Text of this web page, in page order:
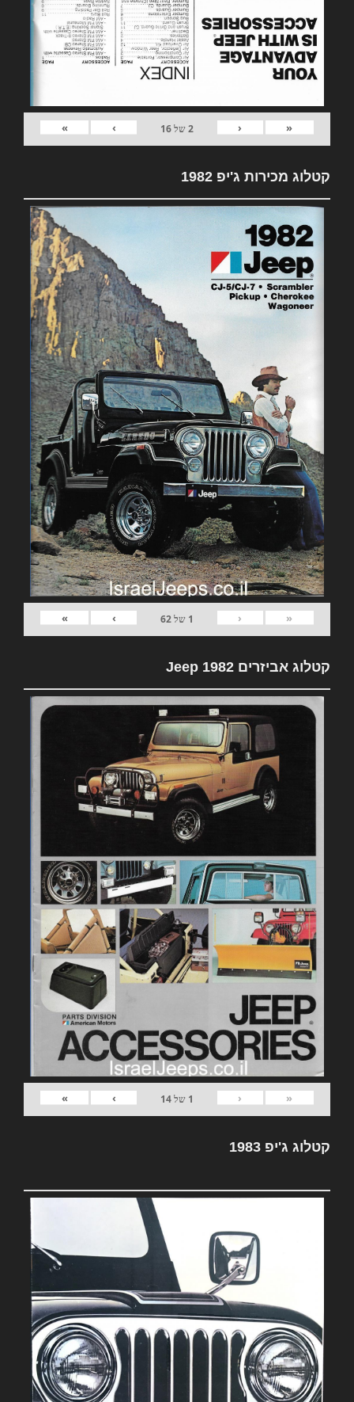
«
‹
2של16
›
»
קטלוג מכירות ג'יפ 1982
«
‹
1 של62
›
»
קטלוג אביזרים 1982 Jeep
«
‹
1 של14
›
»
קטלוג ג'יפ 1983